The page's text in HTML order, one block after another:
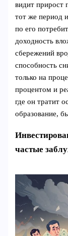
видит прирост
тот же период
по его
доходность
сбережений
способность
только на
процентом и
где он тратит
образование,
частые